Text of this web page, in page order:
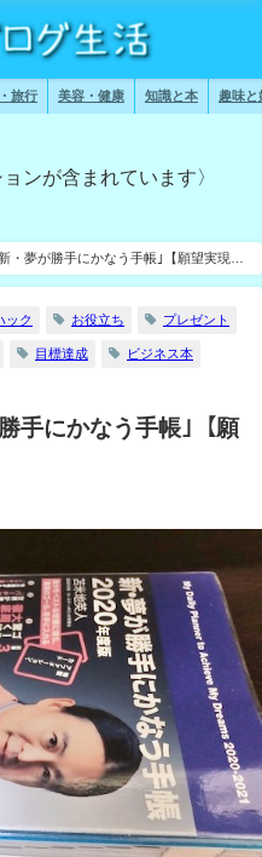
旅行 美容・健康 知識と本 趣味と
ンが含まれています〉
・夢が勝手にかなう手帳｣【願望実現手
ック お役立ち プレゼント
目標達成 ビジネス本
手にかなう手帳｣【願